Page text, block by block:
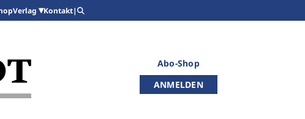
Verlag Kontakt|
Abo-Shop
ANMELDEN